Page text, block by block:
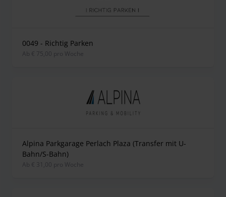
0049 - Richtig Parken
ab € 75,00 pro Woche
Alpina Parkgarage Perlach Plaza (Transfer mit U-
Bahn/S-Bahn)
ab € 31,00 pro Woche